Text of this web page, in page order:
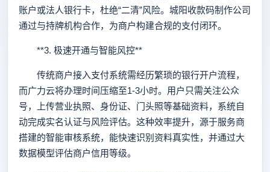
账户或法人银行卡，杜绝“二清”风险。城阳收款码制作公司
通过与持牌机构合作，为商户构建合规的支付闭环。
**3. 极速开通与智能风控**
传统商户接入支付系统需经历繁琐的银行开户流程，
而广力云将办理时间压缩至1-3小时。用户只需关注公众
号，上传营业执照、身份证、门头照等基础资料，系统自
动完成实名认证与风险评估。这种效率提升，源于服务商
搭建的智能审核系统，能快速识别资料真实性，并通过大
数据模型评估商户信用等级。